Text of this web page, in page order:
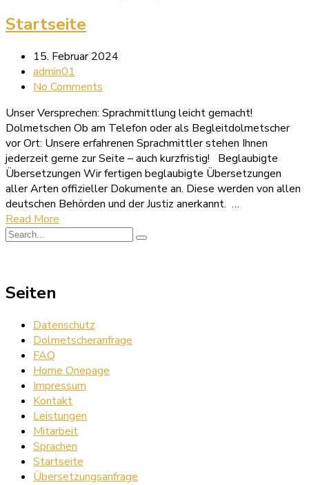
Startseite
15. Februar 2024
admin01
No Comments
Unser Versprechen: Sprachmittlung leicht gemacht!
Dolmetschen Ob am Telefon oder als Begleitdolmetscher
vor Ort: Unsere erfahrenen Sprachmittler stehen Ihnen
jederzeit gerne zur Seite – auch kurzfristig! Beglaubigte
Übersetzungen Wir fertigen beglaubigte Übersetzungen
aller Arten offizieller Dokumente an. Diese werden von allen
deutschen Behörden und der Justiz anerkannt. …
Read More
Seiten
Datenschutz
Dolmetscheranfrage
FAQ
Home Onepage
Impressum
Kontakt
Leistungen
Mitarbeit
Sprachen
Startseite
Übersetzungsanfrage